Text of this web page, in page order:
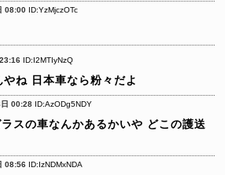
08:00 ID:YzMjczOTc
ID:I2MTIyNzQ
やね 日本車なら粉々だよ
00:28 ID:AzODg5NDY
スの車なんかあるかいや どこの護送
08:56 ID:IzNDMxNDA